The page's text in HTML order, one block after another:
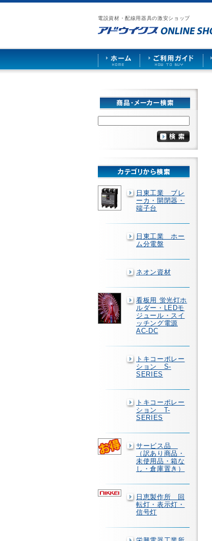
電設資材・配線用器具の激安ショップ
漏
カ
照
ア
ス
ご
ド
お
せ
仕
日東工業 ブレ
ーカ・開閉器・
端子台
日東工業 ホー
ム分電盤
ネオン資材
看板用 蛍光灯ホ
ルダー・LEDモ
ジュール・スイ
ッチング電源
AC-DC
トキコーポレー
ション S-
SERIES
トキコーポレー
ション T-
SERIES
サービス品
（訳あり商品・
未使用品・箱な
し・倉庫置き）
日恵製作所 回
転灯・表示灯・
信号灯